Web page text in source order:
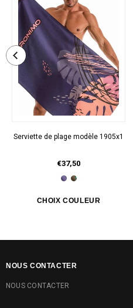
Serviette de plage modèle 1905x1
€37,50
NOUS CONTACTER
NOUS CONTACTER